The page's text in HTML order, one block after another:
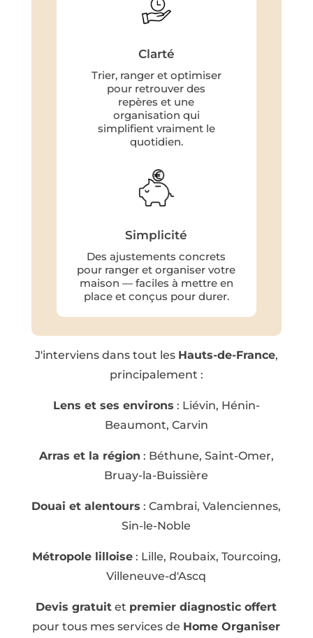
Clarté
Trier, ranger et optimiser
pour retrouver des
repères et une
organisation qui
simplifient vraiment le
quotidien.
Simplicité
Des ajustements concrets
pour ranger et organiser votre
maison — faciles à mettre en
place et conçus pour durer.
J'interviens dans tout les Hauts-de-France,
principalement :
Lens et ses environs : Liévin, Hénin-
Beaumont, Carvin
Arras et la région : Béthune, Saint-Omer,
Bruay-la-Buissière
Douai et alentours : Cambrai, Valenciennes,
Sin-le-Noble
Métropole lilloise: Lille, Roubaix, Tourcoing,
Villeneuve-d'Ascq
Devis gratuit et premier diagnostic offert
pour tous mes services de Home Organiser